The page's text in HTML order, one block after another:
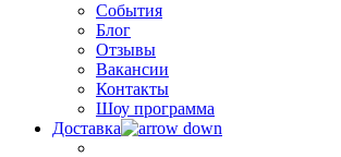
События
Блог
Отзывы
Вакансии
Контакты
Шоу программа
Доставка